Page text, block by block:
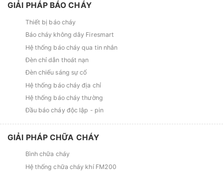
GIẢI PHÁP BÁO CHÁY
Thiết bị báo cháy
Báo cháy không dây Firesmart
Hệ thống báo cháy qua tin nhắn
Đèn chỉ dẫn thoát nạn
Đèn chiếu sáng sự cố
Hệ thống báo cháy địa chỉ
Hệ thống báo cháy thường
Đầu báo cháy độc lập - pin
GIẢI PHÁP CHỮA CHÁY
Bình chữa cháy
Hệ thống chữa cháy khí FM200